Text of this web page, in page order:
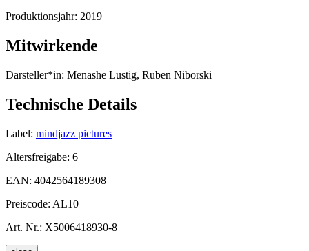
Produktionsjahr: 2019
Mitwirkende
Darsteller*in: Menashe Lustig, Ruben Niborski
Technische Details
Label: mindjazz pictures
Altersfreigabe: 6
EAN: 4042564189308
Preiscode: AL10
Art. Nr.: X5006418930-8